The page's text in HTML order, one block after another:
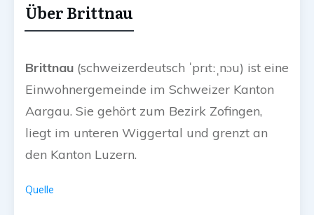
Über Brittnau
Brittnau (schweizerdeutsch ˈprɪtːˌnɔu) ist eine
Einwohnergemeinde im Schweizer Kanton
Aargau. Sie gehört zum Bezirk Zofingen,
liegt im unteren Wiggertal und grenzt an
den Kanton Luzern.
Quelle